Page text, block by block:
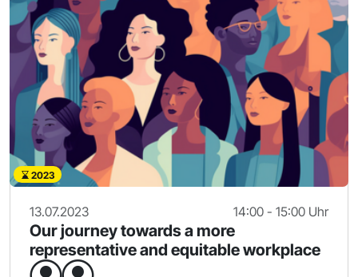
2023
13.07.2023 14:00 - 15:00 Uhr
Our journey towards a more
representative and equitable workplace